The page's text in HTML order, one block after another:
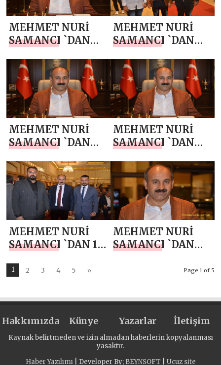
MEHMET NURİ
SAMANCI `DAN
MESAJI
MEHMET NURİ
SAMANCI `DAN
MESAJI
MEHMET NURİ
SAMANCI `DAN
MESAJI
MEHMET NURİ
SAMANCI `DAN
MESAJI
MEHMET NURİ
SAMANCI `DAN 10
GAZETECİLER
MEHMET NURİ
SAMANCI `DAN
Page 1 of 5
1 2 3 4 5 »
Hakkımızda Künye Yazarlar İletişim
Kaynak belirtmeden ve izin almadan haberlerin kopyalanması
yasaktır.
Haber Yazılımı| Developer By; BEYNSOFT Ucuz site